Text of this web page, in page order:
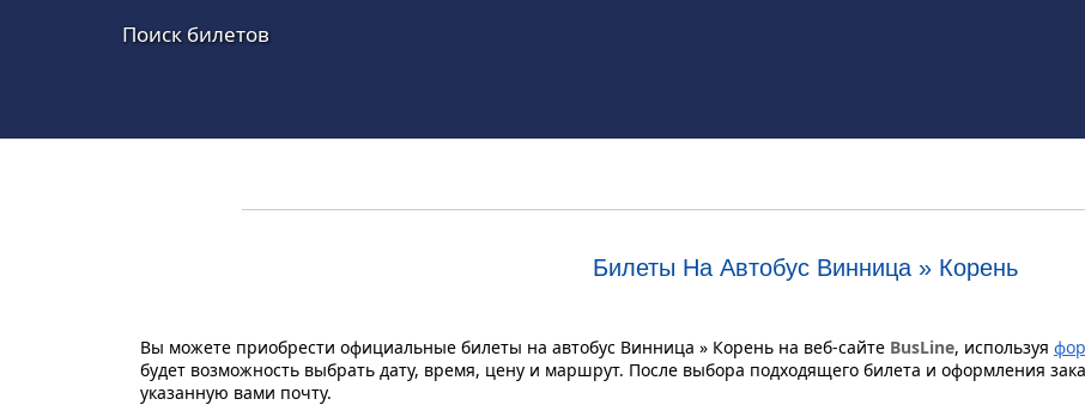
Поиск билетов
Билеты На Автобус Винница » Корень
Вы можете приобрести официальные билеты на автобус Винница » Корень на веб-сайте BusLine, используя
будет возможность выбрать дату, время, цену и маршрут. После выбора подходящего билета и оформления
указанную вами почту.